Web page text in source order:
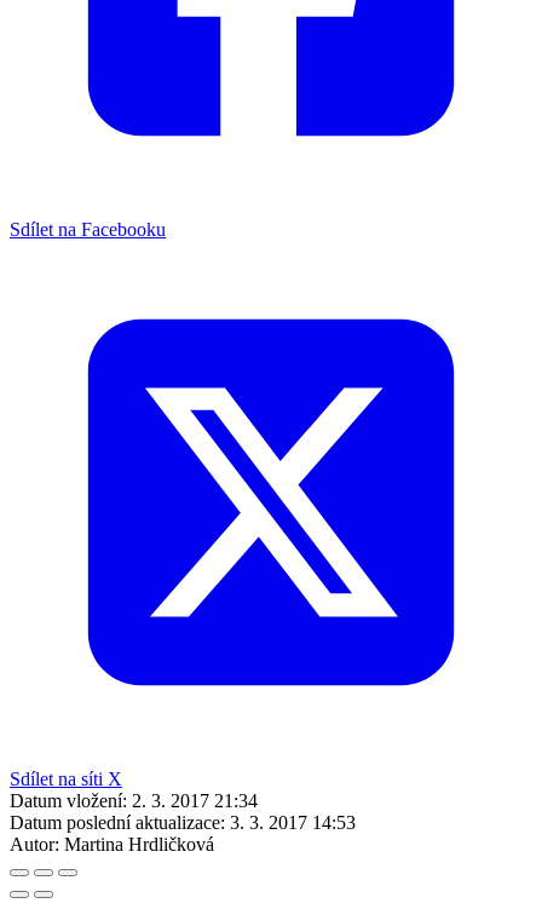
Sdílet na Facebooku
Sdílet na síti X
Datum vložení: 2. 3. 2017 21:34
Datum poslední aktualizace: 3. 3. 2017 14:53
Autor: Martina Hrdličková